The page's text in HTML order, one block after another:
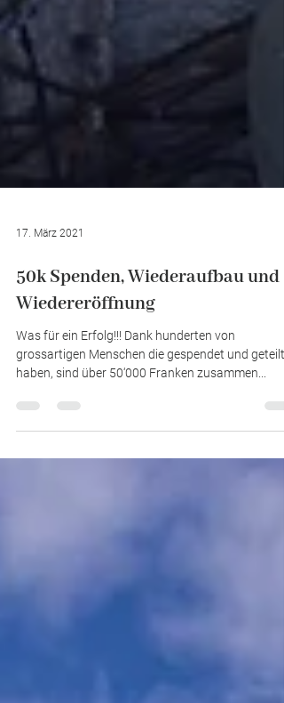
17. März 2021
50k Spenden, Wiederaufbau und
Wiedereröffnung
Was für ein Erfolg!!! Dank hunderten von
haben, sind über 50‘000 Franken zusammen...